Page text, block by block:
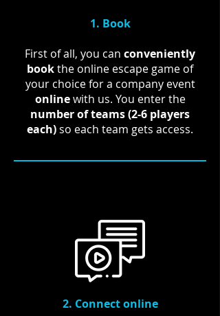
1. Book
First of all, you can conveniently
bookthe online escape game of
your choice for a company event
onlinewith us. You enter the
number of teams (2-6 players
each)so each team gets access.
2. Connect online